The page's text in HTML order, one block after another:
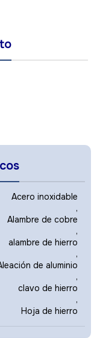
Acero inoxidable
,
Alambre de cobre
,
alambre de hierro
,
de aluminio
,
clavo de hierro
,
Hoja de hierro